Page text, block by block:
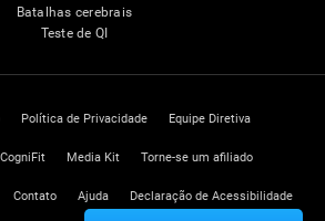
Batalhas cerebrais
Teste de QI
Política de Privacidade Equipe Diretiva
Media Kit Torne-se um afiliado
Contato Ajuda Declaração de Acessibilidade